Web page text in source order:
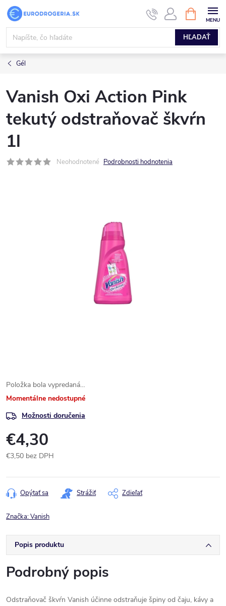
Prejsť
obsah
HĽADAŤ
KOŠÍK
Gél
Vanish Oxi Action Pink
tekutý odstraňovač škvŕn
1l
Neohodnotené Podrobnosti hodnotenia
Položka bola vypredaná…
Momentálne nedostupné
Možnosti doručenia
€4,30
€3,50 bez DPH
cena:
Opýtať sa Strážiť Zdieľať
Značka:Vanish
Popis produktu
Podrobný popis
Odstraňovač škvŕn Vanish účinne odstraňuje špiny od čaju, kávy a